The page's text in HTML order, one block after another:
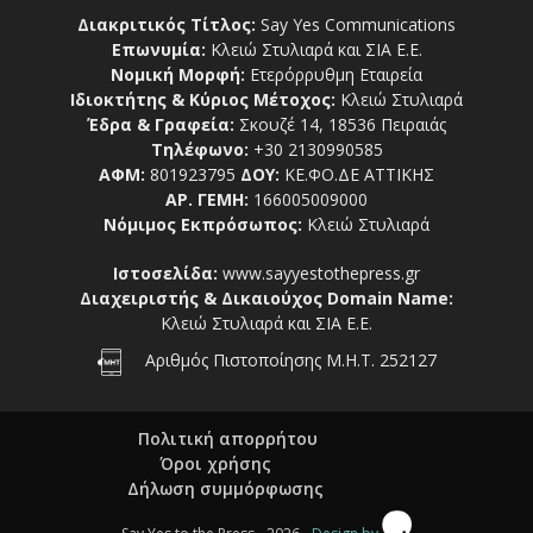
Διακριτικός Τίτλος: Say Yes Communications
Επωνυμία: Κλειώ Στυλιαρά και ΣΙΑ Ε.Ε.
Νομική Μορφή: Ετερόρρυθμη Εταιρεία
Ιδιοκτήτης & Κύριος Μέτοχος: Κλειώ Στυλιαρά
Έδρα & Γραφεία: Σκουζέ 14, 18536 Πειραιάς
Τηλέφωνο: +30 2130990585
ΑΦΜ: 801923795 ΔΟΥ: ΚΕ.ΦΟ.ΔΕ ΑΤΤΙΚΗΣ
ΑΡ. ΓΕΜΗ: 166005009000
Νόμιμος Εκπρόσωπος: Κλειώ Στυλιαρά
Ιστοσελίδα: www.sayyestothepress.gr
Διαχειριστής & Δικαιούχος Domain Name:
Κλειώ Στυλιαρά και ΣΙΑ Ε.Ε.
Αριθμός Πιστοποίησης Μ.Η.Τ. 252127
Πολιτική απορρήτου
Όροι χρήσης
Δήλωση συμμόρφωσης